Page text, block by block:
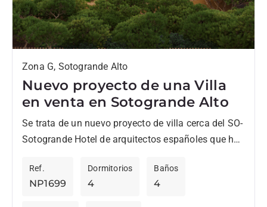
Zona G, Sotogrande Alto
Nuevo proyecto de una Villa
en venta en Sotogrande Alto
Se trata de un nuevo proyecto de villa cerca del SO-
Sotogrande Hotel de arquitectos españoles que han
NP1699
Ref.
4
Dormitorios
4
Baños